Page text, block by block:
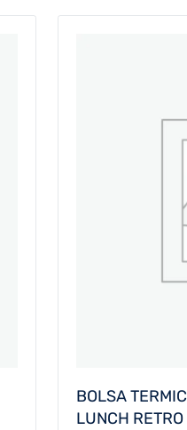
BOLSA
LUNCH